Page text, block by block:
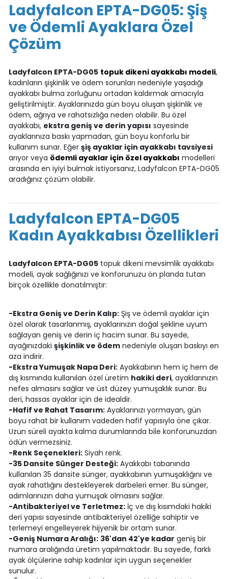
Ladyfalcon EPTA-DG05: Şiş
ve Ödemli Ayaklara Özel
Çözüm
Ladyfalcon EPTA-DG05 topuk dikeni ayakkabı modeli,
kadınların şişkinlik ve ödem sorunları nedeniyle yaşadığı
ayakkabı bulma zorluğunu ortadan kaldırmak amacıyla
geliştirilmiştir. Ayaklarınızda gün boyu oluşan şişkinlik ve
ödem, ağrıya ve rahatsızlığa neden olabilir. Bu özel
ayakkabı, ekstra geniş ve derin yapısı sayesinde
ayaklarınıza baskı yapmadan, gün boyu konforlu bir
kullanım sunar. Eğer şiş ayaklar için ayakkabı tavsiyesi
arıyor veya ödemli ayaklar için özel ayakkabı modelleri
arasında en iyiyi bulmak istiyorsanız, Ladyfalcon EPTA-DG05
aradığınız çözüm olabilir.
Ladyfalcon EPTA-DG05
Kadın Ayakkabısı Özellikleri
Ladyfalcon EPTA-DG05topuk dikeni mevsimlik ayakkabı
modeli, ayak sağlığınızı ve konforunuzu ön planda tutan
birçok özellikle donatılmıştır:
-Ekstra Geniş ve Derin Kalıp:Şiş ve ödemli ayaklar için
özel olarak tasarlanmış, ayaklarınızın doğal şekline uyum
sağlayan geniş ve derin iç hacim sunar. Bu sayede,
ayağınızdaki şişkinlik ve ödemnedeniyle oluşan baskıyı en
aza indirir.
-Ekstra Yumuşak Napa Deri:Ayakkabının hem iç hem de
dış kısmında kullanılan özel üretim hakiki deri, ayaklarınızın
nefes almasını sağlar ve üst düzey yumuşaklık sunar. Bu
deri, hassas ayaklar için de idealdir.
-Hafif ve Rahat Tasarım:Ayaklarınızı yormayan, gün
boyu rahat bir kullanım vadeden hafif yapısıyla öne çıkar.
Uzun süreli ayakta kalma durumlarında bile konforunuzdan
ödün vermezsiniz.
-Renk Seçenekleri:Siyah renk.
-35 Dansite Sünger Desteği:Ayakkabı tabanında
kullanılan 35 dansite sünger, ayakkabının yumuşaklığını ve
ayak rahatlığını destekleyerek darbeleri emer. Bu sünger,
adımlarınızın daha yumuşak olmasını sağlar.
-Antibakteriyel ve Terletmez:İç ve dış kısımdaki hakiki
deri yapısı sayesinde antibakteriyel özelliğe sahiptir ve
terlemeyi engelleyerek hijyenik bir ortam sunar.
-Geniş Numara Aralığı: 36'dan 42'ye kadar geniş bir
numara aralığında üretim yapılmaktadır. Bu sayede, farklı
ayak ölçülerine sahip kadınlar için uygun seçenekler
sunulur.